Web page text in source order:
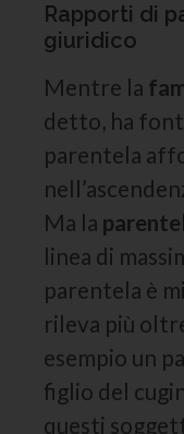
Rapporti di
giuridico
Mentre la
detto, ha
parentela
Ma la
linea di
parentela è
rileva più
esempio un
figlio del
questi